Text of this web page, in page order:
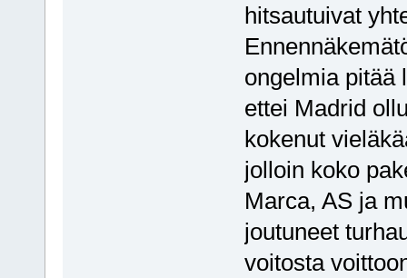
hitsautuivat
ongelmia pitää
ettei Madrid
kokenut
jolloin koko
Marca, AS ja
joutuneet
voitosta